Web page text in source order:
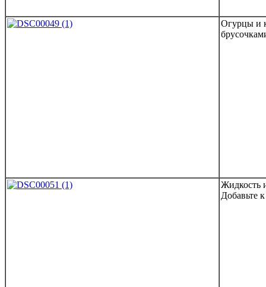
Огурцы и
Жидкость
Добавьте